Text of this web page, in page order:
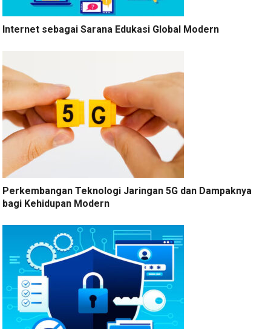
Internet sebagai Sarana Edukasi Global Modern
Perkembangan Teknologi Jaringan 5G dan Dampaknya
bagi Kehidupan Modern